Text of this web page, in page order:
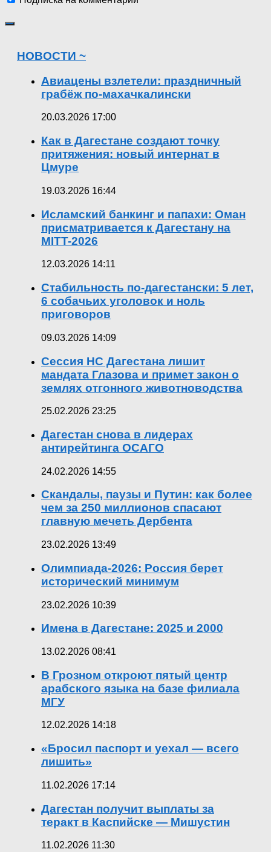
НОВОСТИ ~
Авиацены взлетели: праздничный
грабёж по-махачкалински
20.03.2026 17:00
Как в Дагестане создают точку
притяжения: новый интернат в
Цмуре
19.03.2026 16:44
Исламский банкинг и папахи: Оман
присматривается к Дагестану на
MITT-2026
12.03.2026 14:11
Стабильность по-дагестански: 5 лет,
6 собачьих уголовок и ноль
приговоров
09.03.2026 14:09
Сессия НС Дагестана лишит
мандата Глазова и примет закон о
землях отгонного животноводства
25.02.2026 23:25
Дагестан снова в лидерах
антирейтинга ОСАГО
24.02.2026 14:55
Скандалы, паузы и Путин: как более
чем за 250 миллионов спасают
главную мечеть Дербента
23.02.2026 13:49
Олимпиада-2026: Россия берет
исторический минимум
23.02.2026 10:39
Имена в Дагестане: 2025 и 2000
13.02.2026 08:41
В Грозном откроют пятый центр
арабского языка на базе филиала
МГУ
12.02.2026 14:18
«Бросил паспорт и уехал — всего
лишить»
11.02.2026 17:14
Дагестан получит выплаты за
теракт в Каспийске — Мишустин
11.02.2026 11:30